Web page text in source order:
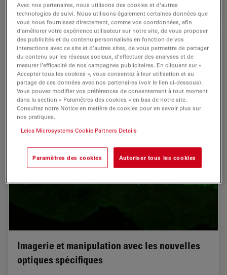
Imagerie et manipulation avec les nouvelles
optiques spécifiques
Avec nos partenaires, nous utilisons des cookies et d’autres
technologies de suivi. Nous utilisons également certaines données que
vous nous fournissez directement, comme vos coordonnées, afin
d’améliorer votre expérience utilisateur sur notre site, de vous proposer
des publicités et du contenu personnalisés en fonction de vos
interactions avec ce site et d’autres sites, de vous permettre de partager
du contenu sur les réseaux sociaux, d’effectuer des analyses et de
mesurer l’efficacité de nos campagnes publicitaires. En cliquant sur «
Accepter tous les cookies », vous consentez à leur utilisation et au
partage de ces données avec nos partenaires (voir le lien ci-dessous).
Vous pouvez modifier vos préférences de consentement à tout moment
dans la section « Paramètres des cookies » en bas de notre site.
Consultez notre Notice en matière de cookies pour en savoir plus sur
nos pratiques.
Leica Microsystems Cookie Partners Details
Paramètres des cookies Autoriser tous les cookies